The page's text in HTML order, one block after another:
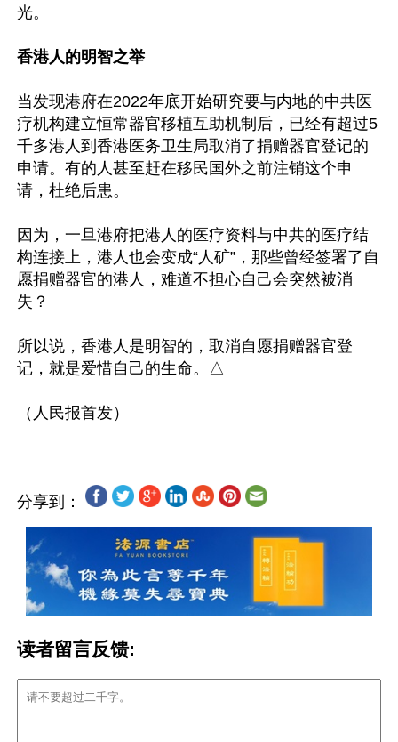
光。
香港人的明智之举
当发现港府在2022年底开始研究要与内地的中共医
疗机构建立恒常器官移植互助机制后，已经有超过5
千多港人到香港医务卫生局取消了捐赠器官登记的
申请。有的人甚至赶在移民国外之前注销这个申
请，杜绝后患。
因为，一旦港府把港人的医疗资料与中共的医疗结
构连接上，港人也会变成“人矿”，那些曾经签署了自
愿捐赠器官的港人，难道不担心自己会突然被消
失？
所以说，香港人是明智的，取消自愿捐赠器官登
记，就是爱惜自己的生命。△
分享到：
读者留言反馈: